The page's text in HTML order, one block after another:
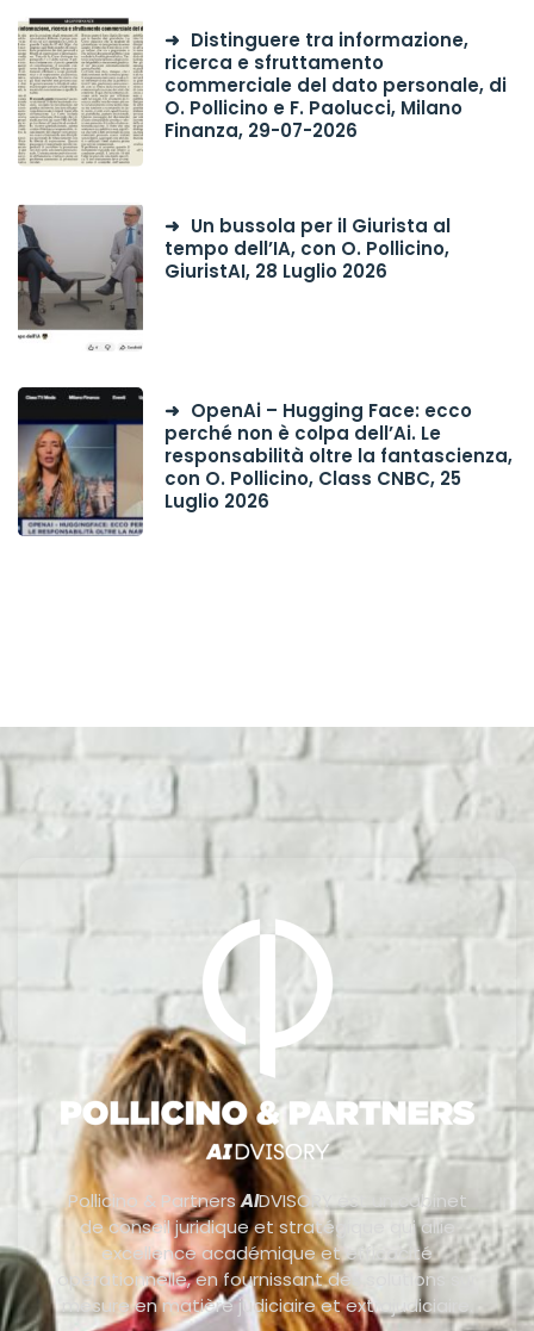
Distinguere tra informazione,
ricerca e sfruttamento
commerciale del dato personale, di
O. Pollicino e F. Paolucci, Milano
Finanza, 29-07-2026
Un bussola per il Giurista al
tempo dell’IA, con O. Pollicino,
GiuristAI, 28 Luglio 2026
OpenAi – Hugging Face: ecco
perché non è colpa dell’Ai. Le
responsabilità oltre la fantascienza,
con O. Pollicino, Class CNBC, 25
Luglio 2026
Pollicino & PartnersAIDVISORY est un cabinet
de conseil juridique et stratégique qui allie
excellence académique et efficacité
opérationnelle, en fournissant des solutions sur
mesure en matière judiciaire et extrajudiciaire.